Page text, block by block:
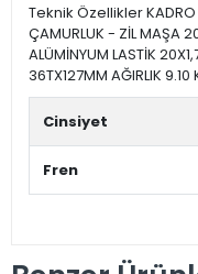
Teknik Özellikler KADRO
ÇAMURLUK - ZİL MAŞA
ALÜMİNYUM LASTİK
36TX127MM AĞIRLIK 9.10
Cinsiyet
Fren